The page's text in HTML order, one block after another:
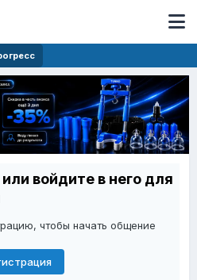
войдите в него для
чтобы начать общение